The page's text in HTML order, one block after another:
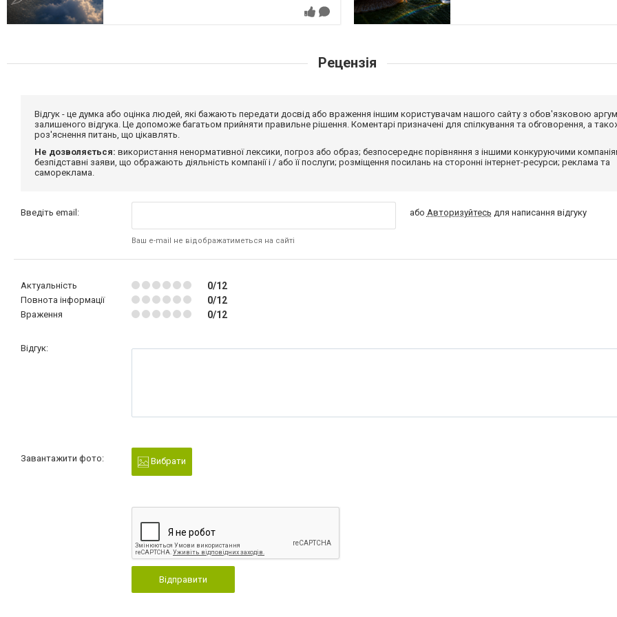
Рецензія
Відгук - це думка або оцінка людей, які бажають передати досвід або враження іншим користувачам нашого сайту з обов'язковою
залишеного відгука. Це допоможе багатьом прийняти правильне рішення. Коментарі призначені для спілкування та обговорення, а
роз'яснення питань, що цікавлять.
Не дозволяється: використання ненормативної лексики, погроз або образ; безпосереднє порівняння з іншими конкуруючими
безпідставні заяви, що ображають діяльність компанії і / або її послуги; розміщення посилань на сторонні інтернет-ресурси; реклама та
самореклама.
Введіть email:
Ваш e-mail не відображатиметься на сайті
або Авторизуйтесь для написання відгуку
Актуальність 0/12
Повнота інформації 0/12
Враження 0/12
Відгук:
Завантажити фото: Вибрати
Відправити